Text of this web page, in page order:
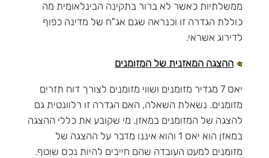
ממשלתיות כאשר לא ברור בתקינה הבינלאומית מה
כוללת הגדרה זו וכנראה שגם אג"ח של מדינה כפוף
לדירוג אשראי.
ההצגה המאזנית של המזומנים
יאס 7 מגדיר מזומנים ושווי מזומנים לצורך דוח תזרים
מזומנים. נשאלת השאלה, האם הגדרה זו רלוונטית גם
להצגה של המזומנים במאזן. מי שקובע את כללי ההצגה
במאזן הוא יאס 1 והוא איננו מדבר על ההצגה של
מזומנים למעט העובדה שהם חייבים להיות נכס שוטף.